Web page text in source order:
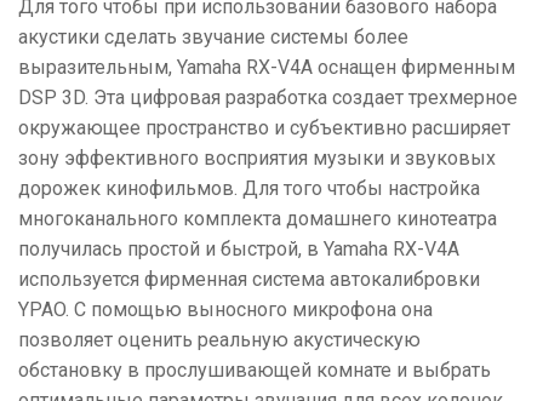
Для того чтобы при использовании базового набора
акустики сделать звучание системы более
выразительным, Yamaha RX-V4A оснащен фирменным
DSP 3D. Эта цифровая разработка создает трехмерное
окружающее пространство и субъективно расширяет
зону эффективного восприятия музыки и звуковых
дорожек кинофильмов. Для того чтобы настройка
многоканального комплекта домашнего кинотеатра
получилась простой и быстрой, в Yamaha RX-V4A
используется фирменная система автокалибровки
YPAO. С помощью выносного микрофона она
позволяет оценить реальную акустическую
обстановку в прослушивающей комнате и выбрать